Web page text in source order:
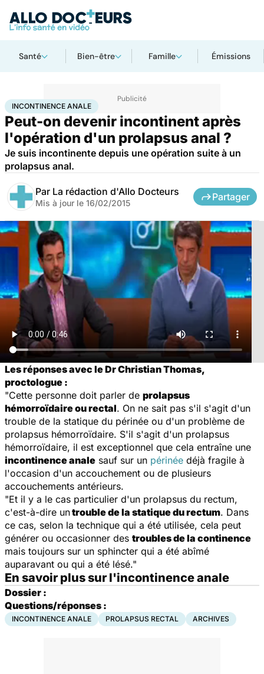
Santé Bien-être Famille Émissions
AccueilSantéIncontinence anale
INCONTINENCE ANALE
Peut-on devenir incontinent après
l'opération d'un prolapsus anal ?
Je suis incontinente depuis une opération suite à un
prolapsus anal.
Par La rédaction d'Allo Docteurs
Mis à jour le 16/02/2015
Partager
Les réponses avec le Dr Christian Thomas,
proctologue :
"Cette personne doit parler de prolapsus
hémorroïdaire ou rectal. On ne sait pas s'il s'agit d'un
trouble de la statique du périnée ou d'un problème de
prolapsus hémorroïdaire. S'il s'agit d'un prolapsus
hémorroïdaire, il est exceptionnel que cela entraîne une
incontinence anale sauf sur un périnée déjà fragile à
l'occasion d'un accouchement ou de plusieurs
accouchements antérieurs.
"Et il y a le cas particulier d'un prolapsus du rectum,
c'est-à-dire untrouble de la statique du rectum. Dans
ce cas, selon la technique qui a été utilisée, cela peut
générer ou occasionner des troubles de la continence
mais toujours sur un sphincter qui a été abîmé
auparavant ou qui a été lésé."
En savoir plus sur l'incontinence anale
Dossier :
Questions/réponses :
INCONTINENCE ANALE PROLAPSUS RECTAL ARCHIVES